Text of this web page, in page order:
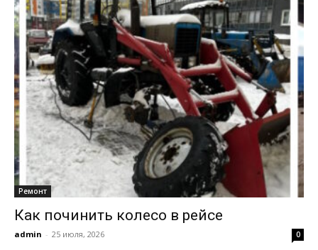
Ремонт
Как починить колесо в рейсе
admin - 25 июля, 2026 0